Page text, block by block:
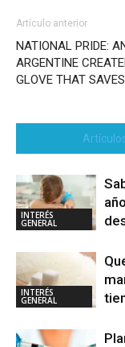
Artículo anterior
NATIONAL PRIDE:
ARGENTINE
GLOVE THAT
INTERÉS
GENERAL
INTERÉS
GENERAL